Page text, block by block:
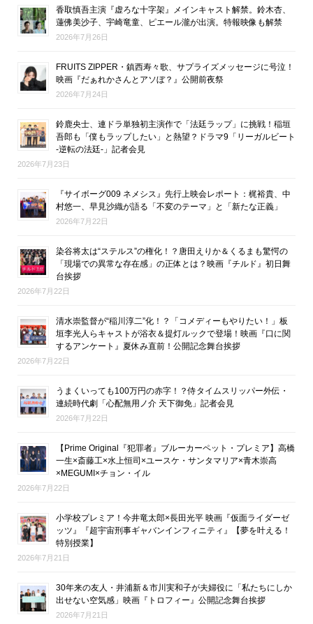
香取慎吾主演『虚ろな十字架』メインキャスト解禁。鈴木杏、
蓮佛美沙子、宇崎竜童、ピエール瀧が出演。特報映像も解禁
2026年7月26日
FRUITS ZIPPER・鎮西寿々歌、サプライズメッセージに号泣！
映画『だぁれかさんとアソぼ？』公開前夜祭
2026年7月24日
鈴鹿央士、連ドラ単独初主演作で「法廷ラップ」に挑戦！稲垣
吾郎も「僕もラップしたい」と熱望？ドラマ9「リーガルビート
-逆転の法廷-」記者会見
2026年7月23日
『サイボーグ009 ネメシス』先行上映会レポート：梶裕貴、中
村悠一、早見沙織が語る「不変のテーマ」と「新たな正義」
2026年7月22日
染谷将太は“ステルス”の権化！？唐田えりか＆くるまも驚愕の
「現場での異常な存在感」の正体とは？映画『チルド』初日舞
台挨拶
2026年7月22日
清水崇監督が“稲川淳二”化！？「コメディーもやりたい！」板
垣李光人らキャストが浴衣＆提灯ルックで登場！映画『口に関
するアンケート』夏休み直前！公開記念舞台挨拶
2026年7月22日
うまくいっても100万円の赤字！？侍タイムスリッパー外伝・
連続時代劇「心配無用ノ介 天下御免」記者会見
2026年7月22日
【Prime Original『犯罪者』ブルーカーペット・プレミア】高橋
一生×斎藤工×水上恒司×ユースケ・サンタマリア×青木崇高
×MEGUMI×チョン・イル
2026年7月22日
小学校プレミア！今井竜太郎×長田光平 映画『仮面ライダーゼ
ッツ』『超宇宙刑事ギャバンインフィニティ』【夢を叶える！
特別授業】
2026年7月21日
30年来の友人・井浦新＆市川実和子が夫婦役に「私たちにしか
出せない空気感」映画『トロフィー』公開記念舞台挨拶
2026年7月21日